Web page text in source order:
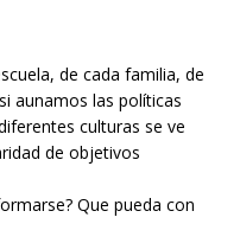
de cada familia, de
aunamos las políticas
culturas se ve
de objetivos
Que pueda con